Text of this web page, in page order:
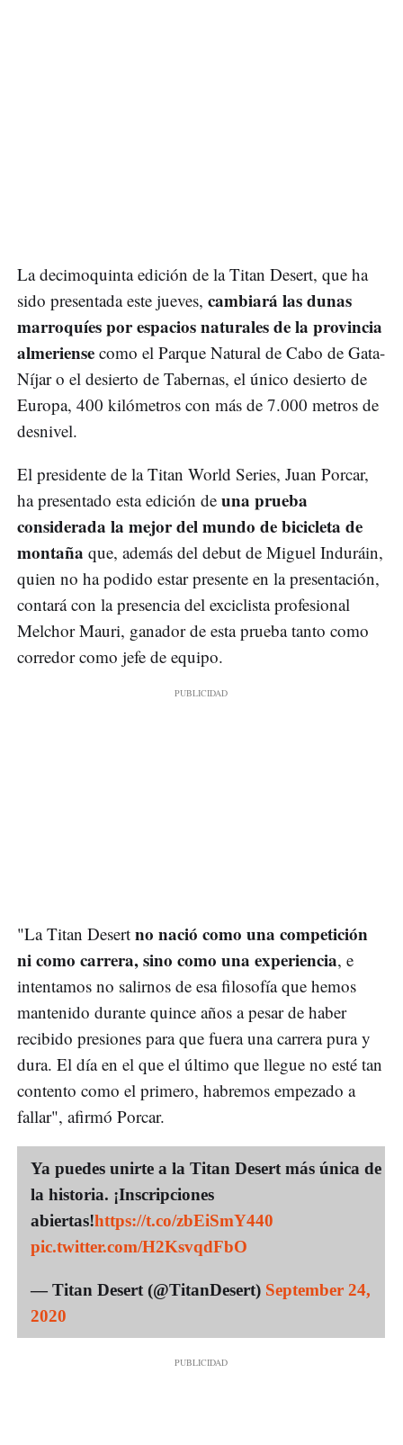
La decimoquinta edición de la Titan Desert, que ha
sido presentada este jueves, cambiará las dunas
marroquíes por espacios naturales de la provincia
almeriense como el Parque Natural de Cabo de Gata-
Níjar o el desierto de Tabernas, el único desierto de
Europa, 400 kilómetros con más de 7.000 metros de
desnivel.
El presidente de la Titan World Series, Juan Porcar,
ha presentado esta edición de una prueba
considerada la mejor del mundo de bicicleta de
montaña que, además del debut de Miguel Induráin,
quien no ha podido estar presente en la presentación,
contará con la presencia del exciclista profesional
Melchor Mauri, ganador de esta prueba tanto como
corredor como jefe de equipo.
"La Titan Desert no nació como una competición
ni como carrera, sino como una experiencia, e
intentamos no salirnos de esa filosofía que hemos
mantenido durante quince años a pesar de haber
recibido presiones para que fuera una carrera pura y
dura. El día en el que el último que llegue no esté tan
contento como el primero, habremos empezado a
fallar", afirmó Porcar.
Ya puedes unirte a la Titan Desert más única de
la historia. ¡Inscripciones
abiertas!https://t.co/zbEiSmY440
pic.twitter.com/H2KsvqdFbO
— Titan Desert (@TitanDesert) September 24,
2020